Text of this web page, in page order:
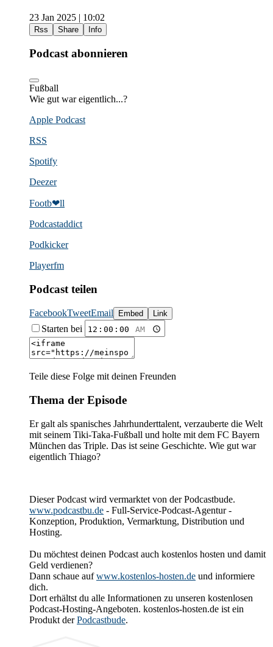
23 Jan 2025 | 10:02
Rss Share Info
Podcast abonnieren
Fußball
Wie gut war eigentlich...?
Apple Podcast
RSS
Spotify
Deezer
Footb❤ll
Podcast­addict
Podkicker
Playerfm
Podcast teilen
FacebookTweetEmail Embed Link
Starten bei
Teile diese Folge mit deinen Freunden
Thema der Episode
Er galt als spanisches Jahrhunderttalent, verzauberte die Welt
mit seinem Tiki-Taka-Fußball und holte mit dem FC Bayern
München das Triple. Das ist seine Geschichte. Wie gut war
eigentlich Thiago?
Dieser Podcast wird vermarktet von der Podcastbude.
www.podcastbu.de - Full-Service-Podcast-Agentur -
Konzeption, Produktion, Vermarktung, Distribution und
Hosting.
Du möchtest deinen Podcast auch kostenlos hosten und damit
Geld verdienen?
Dann schaue aufwww.kostenlos-hosten.de und informiere
dich.
Dort erhältst du alle Informationen zu unseren kostenlosen
Podcast-Hosting-Angeboten. kostenlos-hosten.de ist ein
Produkt derPodcastbude.